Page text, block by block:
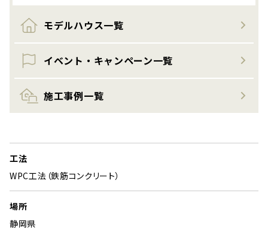
モデルハウス一覧
イベント・キャンペーン一覧
施工事例一覧
工法
WPC工法（鉄筋コンクリート）
場所
静岡県